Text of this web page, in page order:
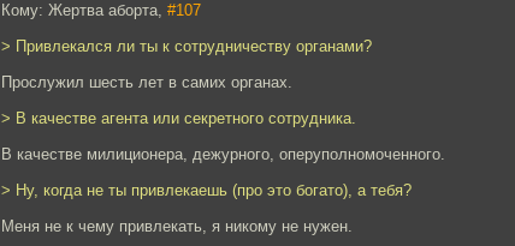
Кому: Жертва аборта, #107
> Привлекался ли ты к сотрудничеству органами?
Прослужил шесть лет в самих органах.
> В качестве агента или секретного сотрудника.
В качестве милиционера, дежурного, оперуполномоченного.
> Ну, когда не ты привлекаешь (про это богато), а тебя?
Меня не к чему привлекать, я никому не нужен.